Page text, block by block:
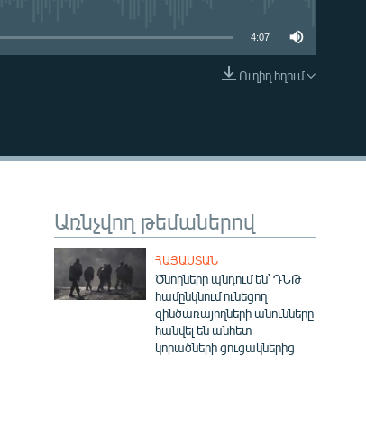
EMBED
4:07
Ուղիղ հղում
Առնչվող թեմաներով
ՀԱՅԱՍՏԱՆ
Ծնողները պնդում են՝ ԴՆԹ
համընկնում ունեցող
զինծառայողների անունները
հանվել են անհետ
կորածների ցուցակներից